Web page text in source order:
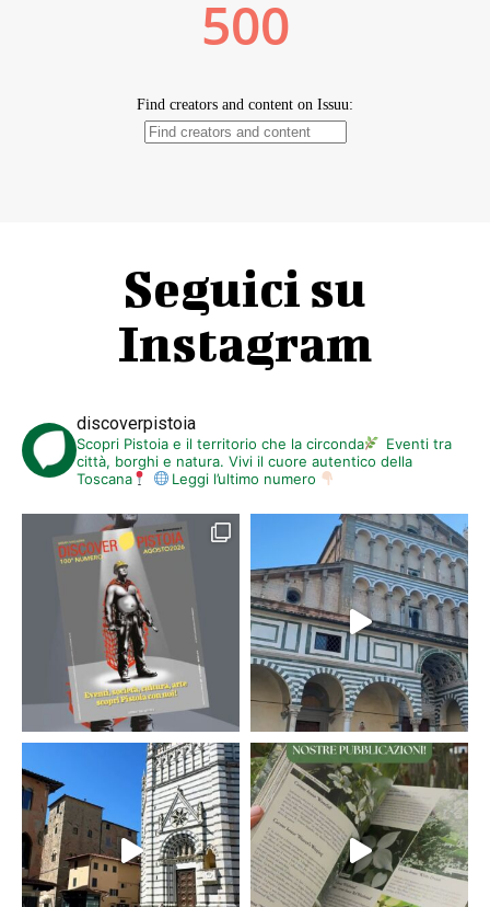
Seguici su
Instagram
discoverpistoia
Scopri Pistoia e il territorio che la circonda
Eventi tra
città, borghi e natura. Vivi il cuore autentico della
Toscana
Leggi l’ultimo numero